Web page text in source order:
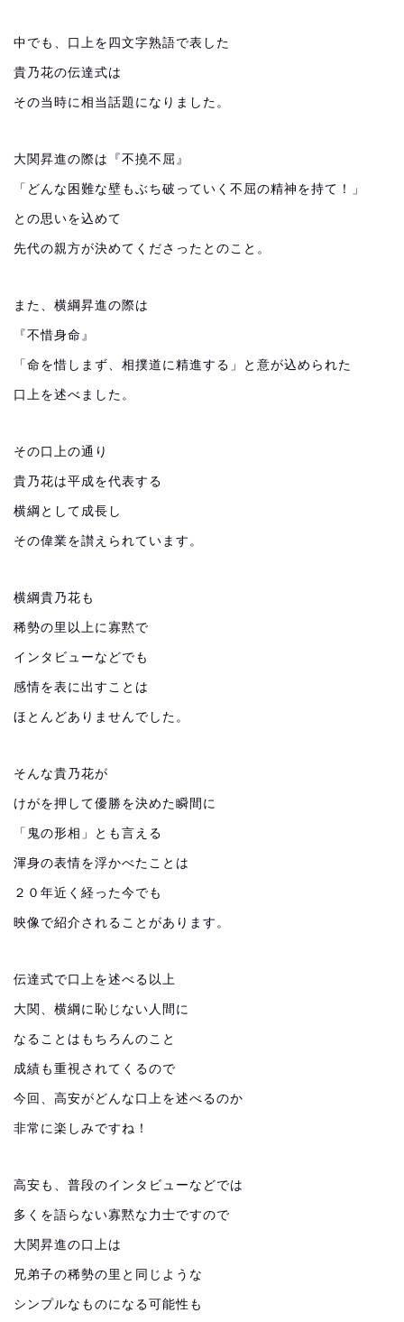
中でも、口上を四文字熟語で表した
貴乃花の伝達式は
その当時に相当話題になりました。
大関昇進の際は『不撓不屈』
「どんな困難な壁もぶち破っていく不屈の精神を持て！」
との思いを込めて
先代の親方が決めてくださったとのこと。
また、横綱昇進の際は
『不惜身命』
「命を惜しまず、相撲道に精進する」と意が込められた
口上を述べました。
その口上の通り
貴乃花は平成を代表する
横綱として成長し
その偉業を讃えられています。
横綱貴乃花も
稀勢の里以上に寡黙で
インタビューなどでも
感情を表に出すことは
ほとんどありませんでした。
そんな貴乃花が
けがを押して優勝を決めた瞬間に
「鬼の形相」とも言える
渾身の表情を浮かべたことは
２０年近く経った今でも
映像で紹介されることがあります。
伝達式で口上を述べる以上
大関、横綱に恥じない人間に
なることはもちろんのこと
成績も重視されてくるので
今回、高安がどんな口上を述べるのか
非常に楽しみですね！
高安も、普段のインタビューなどでは
多くを語らない寡黙な力士ですので
大関昇進の口上は
兄弟子の稀勢の里と同じような
シンプルなものになる可能性も